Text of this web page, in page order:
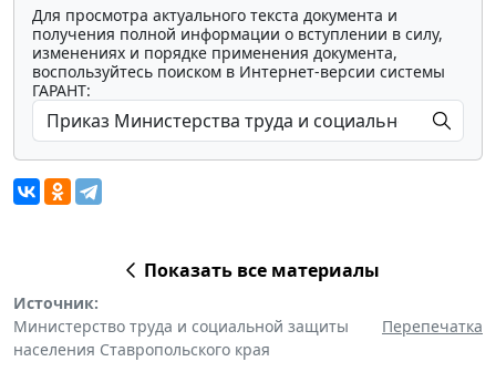
Для просмотра актуального текста документа и
получения полной информации о вступлении в силу,
изменениях и порядке применения документа,
воспользуйтесь поиском в Интернет-версии системы
ГАРАНТ:
Показать все материалы
Источник:
Министерство труда и социальной защиты
населения Ставропольского края
Перепечатка